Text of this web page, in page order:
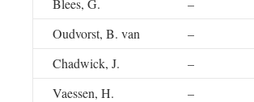
Blees, G.
–
Oudvorst, B. van
–
Chadwick, J.
–
Vaessen, H.
–